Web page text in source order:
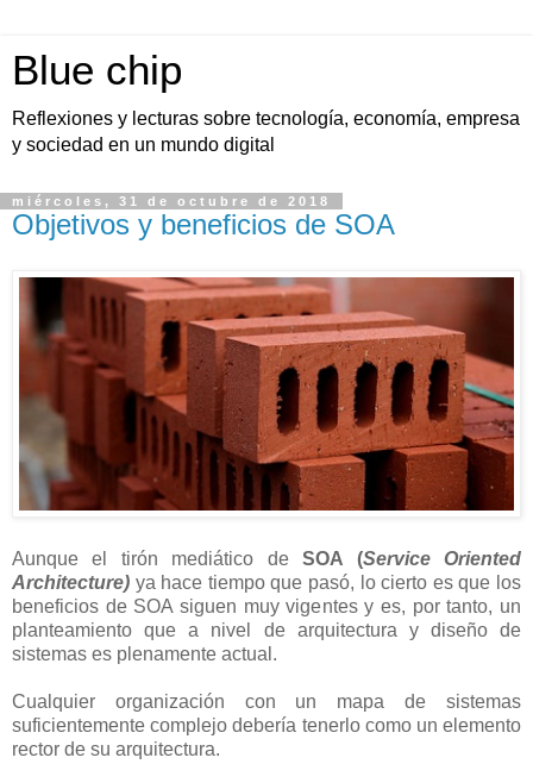
Blue chip
Reflexiones y lecturas sobre tecnología, economía, empresa
y sociedad en un mundo digital
miércoles, 31 de octubre de 2018
Objetivos y beneficios de SOA
Aunque el tirón mediático deSOA (Service Oriented
Architecture) ya hace tiempo que pasó, lo cierto es que los
beneficios de SOA siguen muy vigentes y es, por tanto, un
planteamiento que a nivel de arquitectura y diseño de
sistemas es plenamente actual.
Cualquier organización con un mapa de sistemas
suficientemente complejo debería tenerlo como un elemento
rector de su arquitectura.